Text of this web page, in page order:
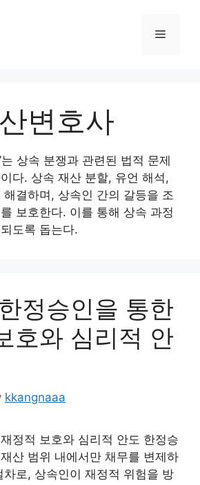
Menu
변호사
는 상속 분쟁과 관련된 법적 문제
다. 상속 재산 분할, 유언 해석,
결하며, 상속인 간의 갈등을 조
보호한다. 이를 통해 상속 과정
도록 돕는다.
정승인을 통한
호와 심리적 안
kkangnaaa
정적 보호와 심리적 안도 한정승
산 범위 내에서만 채무를 변제하
차로, 상속인이 재정적 위험을 방